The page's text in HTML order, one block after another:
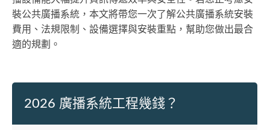
裝公共廣播系統，本文將帶您一次了解公共廣播系統安裝
費用、法規限制、設備選擇與安裝重點，幫助您做出最合
適的規劃。
2026 廣播系統工程幾錢？